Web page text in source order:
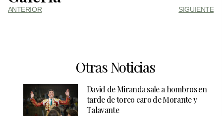
ANTERIOR SIGUIENTE
Otras Noticias
David de Miranda sale a hombros en
tarde de toreo caro de Morante y
Talavante